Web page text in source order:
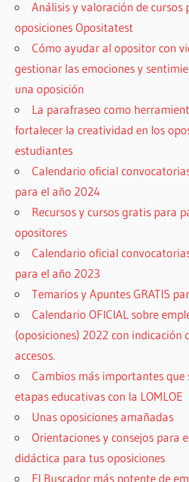
Análisis y valoración de cursos
oposiciones Opositatest
Cómo ayudar al opositor con
gestionar las emociones y
una oposición
La parafraseo como
fortalecer la creatividad en los
estudiantes
Calendario oficial
para el año 2024
Recursos y cursos gratis para
opositores
Calendario oficial
para el año 2023
Temarios y Apuntes GRATIS
Calendario OFICIAL sobre
(oposiciones) 2022 con indicación
accesos.
Cambios más importantes que
etapas educativas con la LOMLOE
Unas oposiciones amañadas
Orientaciones y consejos para
didáctica para tus oposiciones
El Buscador más potente de